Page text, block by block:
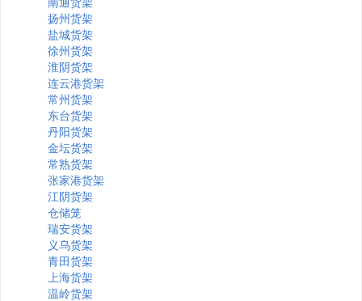
扬州货架
盐城货架
徐州货架
淮阴货架
连云港货架
常州货架
东台货架
丹阳货架
金坛货架
常熟货架
张家港货架
江阴货架
仓储笼
瑞安货架
义乌货架
青田货架
上海货架
温岭货架